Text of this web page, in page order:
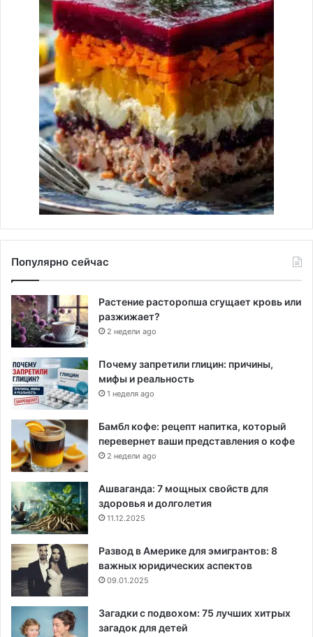
Популярно сейчас
Растение расторопша сгущает кровь или
разжижает?
2 недели ago
Почему запретили глицин: причины,
мифы и реальность
1 неделя ago
Бамбл кофе: рецепт напитка, который
перевернет ваши представления о кофе
2 недели ago
Ашваганда: 7 мощных свойств для
здоровья и долголетия
11.12.2025
Развод в Америке для эмигрантов: 8
важных юридических аспектов
09.01.2025
Загадки с подвохом: 75 лучших хитрых
загадок для детей